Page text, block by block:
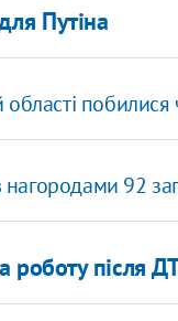
Путіна
області
92
роботу після